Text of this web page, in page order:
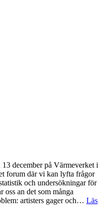
december på Värmeverket i
forum där vi kan lyfta frågor
och undersökningar för
oss an det som många
artisters gager och… Läs